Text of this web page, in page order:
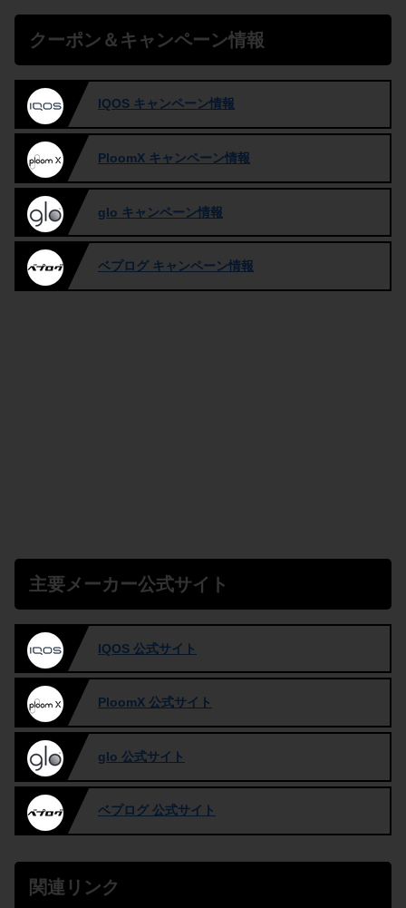
クーポン＆キャンペーン情報
IQOS キャンペーン情報
PloomX キャンペーン情報
glo キャンペーン情報
ベプログ キャンペーン情報
主要メーカー公式サイト
IQOS 公式サイト
PloomX 公式サイト
glo 公式サイト
ベプログ 公式サイト
関連リンク